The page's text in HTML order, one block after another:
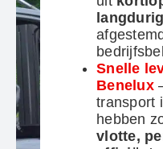
Snelle
Benelux
transport
hebben
vlotte,